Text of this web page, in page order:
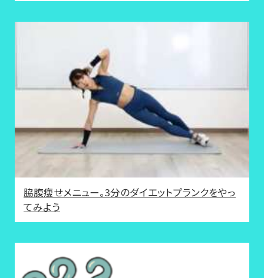
脇腹痩せメニュー。3分のダイエットプランクをやっ
てみよう